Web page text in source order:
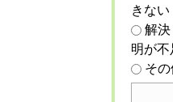
きない
解
明が
そ